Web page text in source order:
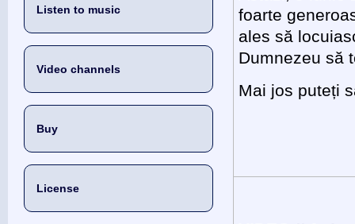
Listen to music
Video channels
Buy
License
foarte
ales să
Dumnezeu să
Mai jos puteți